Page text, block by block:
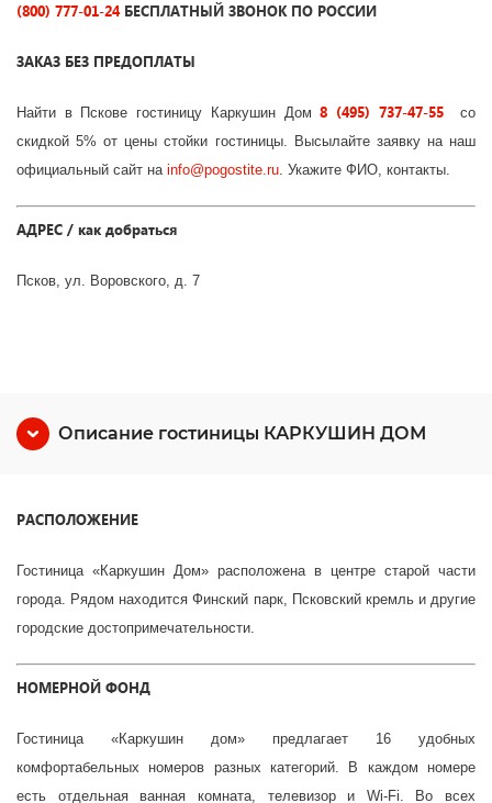
(800) 777-01-24БЕСПЛАТНЫЙ ЗВОНОК ПО РОССИИ
ЗАКАЗ БЕЗ ПРЕДОПЛАТЫ
Найти в Пскове гостиницу Каркушин Дом8 (495) 737-47-55
со
скидкой 5% от цены стойки гостиницы. Высылайте заявку на наш
официальный сайт на info@pogostite.ru. Укажите ФИО, контакты.
АДРЕС / как добраться
Псков, ул. Воровского, д. 7
Описание гостиницы КАРКУШИН ДОМ
РАСПОЛОЖЕНИЕ
Гостиница «Каркушин Дом» расположена в центре старой части
города. Рядом находится Финский парк, Псковский кремль и другие
городские достопримечательности.
НОМЕРНОЙ ФОНД
Гостиница «Каркушин дом» предлагает 16 удобных
комфортабельных номеров разных категорий. В каждом номере
есть отдельная ванная комната, телевизор и Wi-Fi. Во всех